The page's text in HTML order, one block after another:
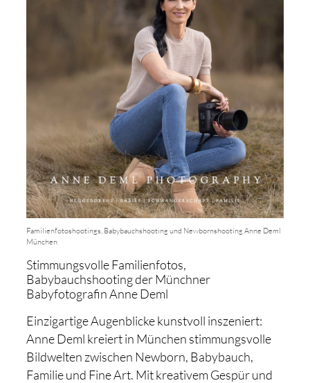
Familienfotoshootings, Babybauchshooting und Newbornshooting Anne Deml
München
Stimmungsvolle Familienfotos,
Babybauchshooting der Münchner
Babyfotografin Anne Deml
Einzigartige Augenblicke kunstvoll inszeniert:
Anne Deml kreiert in München stimmungsvolle
Bildwelten zwischen Newborn, Babybauch,
Familie und Fine Art. Mit kreativem Gespür und